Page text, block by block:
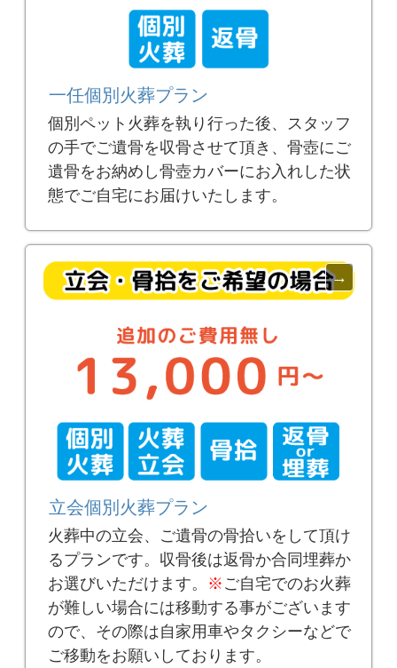
一任個別火葬プラン
個別ペット火葬を執り行った後、スタッフ
の手でご遺骨を収骨させて頂き、骨壺にご
遺骨をお納めし骨壺カバーにお入れした状
態でご自宅にお届けいたします。
立会個別火葬プラン
火葬中の立会、ご遺骨の骨拾いをして頂け
るプランです。収骨後は返骨か合同埋葬か
お選びいただけます。 ※ ご自宅でのお火葬
が難しい場合には移動する事がございます
ので、その際は自家用車やタクシーなどで
ご移動をお願いしております。